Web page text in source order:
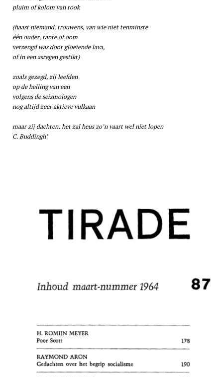
pluim of kolom van rook
(haast niemand, trouwens, van wie niet tenminste
één ouder, tante of oom
verzengd was door gloeiende lava,
of in een asregen gestikt)
zoals gezegd, zij leefden
op de helling van een
volgens de seismologen
nog altijd zeer aktieve vulkaan
maar zij dachten: het zal heus zo’n vaart wel niet lopen
C. Buddingh’